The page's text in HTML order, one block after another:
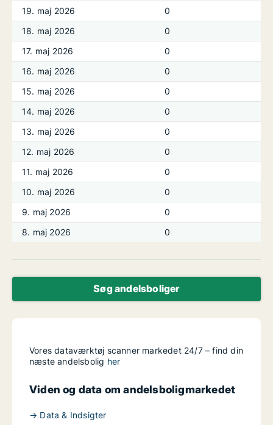
19. maj 2026
0
18. maj 2026
0
17. maj 2026
0
16. maj 2026
0
15. maj 2026
0
14. maj 2026
0
13. maj 2026
0
12. maj 2026
0
11. maj 2026
0
10. maj 2026
0
9. maj 2026
0
8. maj 2026
0
Søg andelsboliger
Vores dataværktøj scanner markedet 24/7 – find din
næste andelsbolig her
Viden og data om andelsboligmarkedet
→ Data & Indsigter